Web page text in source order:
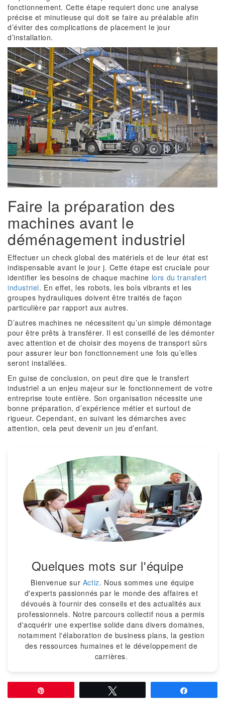
fonctionnement. Cette étape requiert donc une analyse
précise et minutieuse qui doit se faire au préalable afin
d’éviter des complications de placement le jour
d’installation.
Faire la préparation des
machines avant le
déménagement industriel
Effectuer un check global des matériels et de leur état est
indispensable avant le jour j. Cette étape est cruciale pour
identifier les besoins de chaque machine lors du transfert
industriel. En effet, les robots, les bols vibrants et les
groupes hydrauliques doivent être traités de façon
particulière par rapport aux autres.
D’autres machines ne nécessitent qu’un simple démontage
pour être prêts à transférer. Il est conseillé de les démonter
avec attention et de choisir des moyens de transport sûrs
pour assurer leur bon fonctionnement une fois qu’elles
seront installées.
En guise de conclusion, on peut dire que le transfert
industriel a un enjeu majeur sur le fonctionnement de votre
entreprise toute entière. Son organisation nécessite une
bonne préparation, d’expérience métier et surtout de
rigueur. Cependant, en suivant les démarches avec
attention, cela peut devenir un jeu d’enfant.
Quelques mots sur l'équipe
Bienvenue sur Actiz. Nous sommes une équipe
d'experts passionnés par le monde des affaires et
dévoués à fournir des conseils et des actualités aux
professionnels. Notre parcours collectif nous a permis
d'acquérir une expertise solide dans divers domaines,
notamment l'élaboration de business plans, la gestion
des ressources humaines et le développement de
carrières.